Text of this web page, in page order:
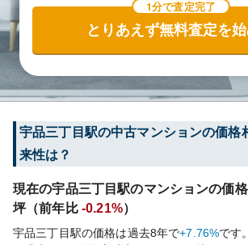
1分で査定完了
とりあえず無料査定を
宇品三丁目駅の中古マンションの価格
来性は？
現在の宇品三丁目駅のマンションの価
坪（前年比 -0.21%）
宇品三丁目駅の価格は過去8年で+7.76%です。